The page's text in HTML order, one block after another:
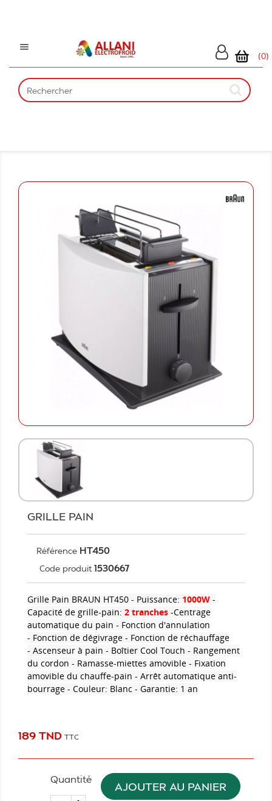

(0)
GRILLE PAIN
Référence HT450
Code produit 1530667
Grille Pain BRAUN HT450 - Puissance: 1000W -
Capacité de grille-pain: 2 tranches -Centrage
automatique du pain - Fonction d'annulation
- Fonction de dégivrage - Fonction de réchauffage
- Ascenseur à pain - Boîtier Cool Touch - Rangement
du cordon - Ramasse-miettes amovible - Fixation
amovible du chauffe-pain - Arrêt automatique anti-
bourrage - Couleur: Blanc - Garantie: 1 an
189 TND TTC
Quantité
AJOUTER AU PANIER